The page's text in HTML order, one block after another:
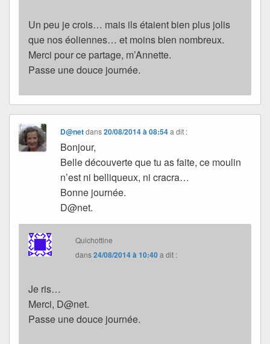
Un peu je crois… mais ils étaient bien plus jolis
que nos éoliennes… et moins bien nombreux.
Merci pour ce partage, m’Annette.
Passe une douce journée.
D@netdans20/08/2014 à 08:54 a dit :
Bonjour,
Belle découverte que tu as faite, ce moulin
n’est ni belliqueux, ni cracra…
Bonne journée.
D@net.
Quichottine
dans24/08/2014 à 10:40a dit :
Je ris…
Merci, D@net.
Passe une douce journée.